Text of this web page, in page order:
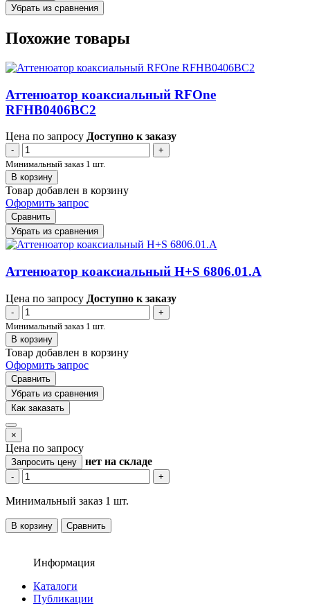
Убрать из сравнения
Похожие товары
Аттенюатор коаксиальный RFOne
RFHB0406BC2
Цена по запросу Доступно к заказу
-
+
Минимальный заказ 1 шт.
В корзину
Товар добавлен в корзину
Оформить запрос
Сравнить
Убрать из сравнения
Аттенюатор коаксиальный H+S 6806.01.A
Цена по запросу Доступно к заказу
-
+
Минимальный заказ 1 шт.
В корзину
Товар добавлен в корзину
Оформить запрос
Сравнить
Убрать из сравнения
Как заказать
×
Цена по запросу
Запросить цену нет на складе
- +
Минимальный заказ 1 шт.
В корзину Сравнить
Информация
Каталоги
Публикации